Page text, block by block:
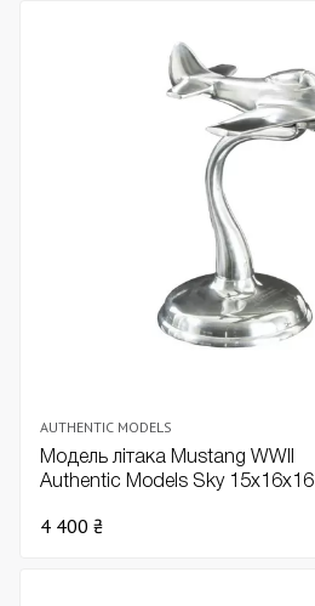
AUTHENTIC MODELS
Модель літака Mustang WWII
Authentic Models Sky 15х16х16
4 400 ₴